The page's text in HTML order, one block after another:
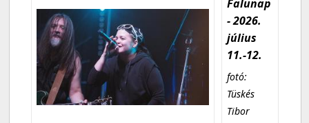
Falunap
- 2026.
július
11.-12.
fotó:
Tüskés
Tibor